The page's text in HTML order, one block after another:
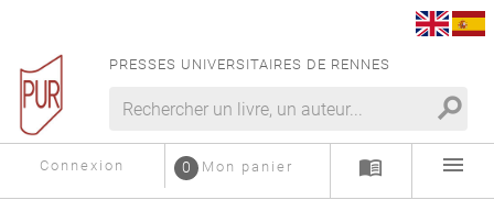
PRESSES UNIVERSITAIRES DE RENNES
search
Connexion Mon panier
0 menu_book menu